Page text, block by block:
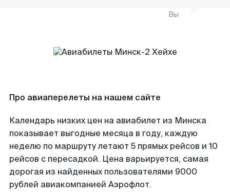
Вы
Про авиаперелеты на нашем сайте
Календарь низких цен на авиабилет из Минска
показывает выгодные месяца в году, каждую
неделю по маршруту летают 5 прямых рейсов и 10
рейсов с пересадкой. Цена варьируется, самая
дорогая из найденных пользователями 9000
рублей авиакомпанией Аэрофлот.